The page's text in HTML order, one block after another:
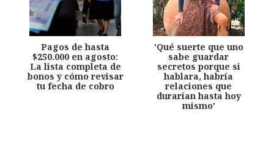
Pagos de hasta
$250.000 en agosto:
La lista completa de
bonos y cómo revisar
tu fecha de cobro
'Qué suerte que uno
sabe guardar
secretos porque si
hablara, habría
relaciones que
durarían hasta hoy
mismo'